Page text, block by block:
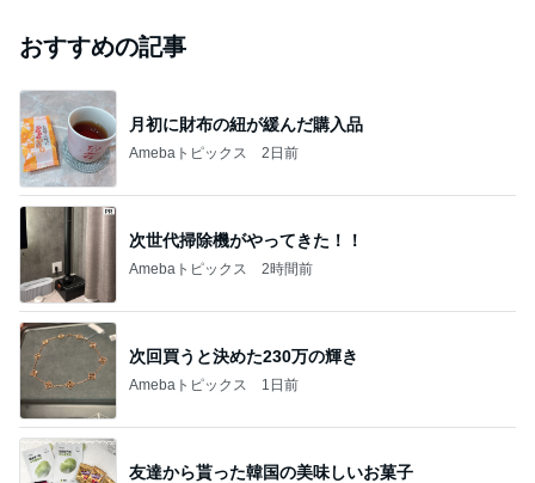
おすすめの記事
月初に財布の紐が緩んだ購入品
Amebaトピックス 2日前
次世代掃除機がやってきた！！
Amebaトピックス 2時間前
次回買うと決めた230万の輝き
Amebaトピックス 1日前
友達から貰った韓国の美味しいお菓子